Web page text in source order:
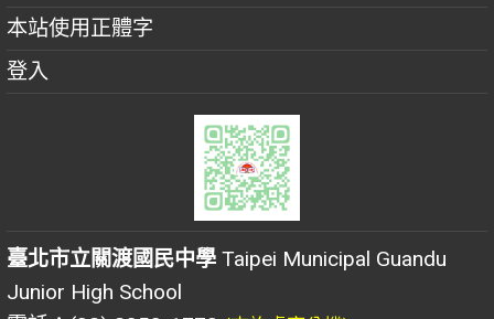
本站使用正體字
登入
臺北市立關渡國民中學 Taipei Municipal Guandu
Junior High School